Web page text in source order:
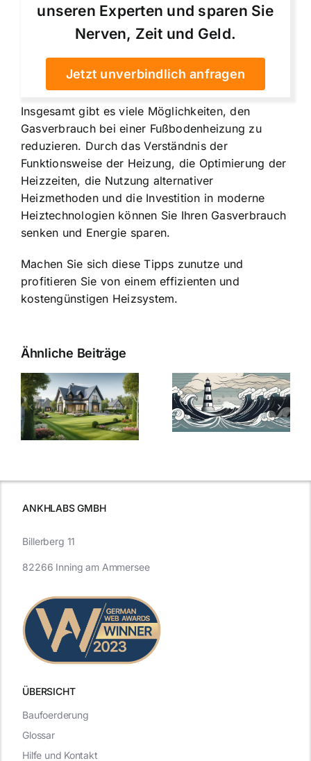
unseren Experten und sparen Sie
Nerven, Zeit und Geld.
Jetzt unverbindlich anfragen
Insgesamt gibt es viele Möglichkeiten, den
Gasverbrauch bei einer Fußbodenheizung zu
reduzieren. Durch das Verständnis der
Funktionsweise der Heizung, die Optimierung der
Heizzeiten, die Nutzung alternativer
Heizmethoden und die Investition in moderne
Heiztechnologien können Sie Ihren Gasverbrauch
senken und Energie sparen.
Machen Sie sich diese Tipps zunutze und
profitieren Sie von einem effizienten und
kostengünstigen Heizsystem.
Ähnliche Beiträge
Bauzinsen im
Sturm: Die
aktuelle
Entwicklung
Die Evolution
der
Bauzinsen: Ein
Blick in die
ANKHLABS GMBH
ÜBERSICHT
Billerberg 11
82266 Inning am Ammersee
Baufoerderung
Glossar
Hilfe und Kontakt